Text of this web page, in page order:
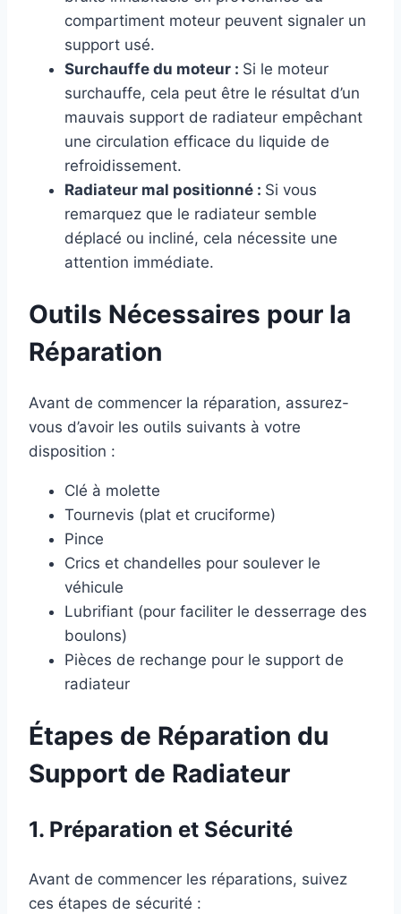
compartiment moteur peuvent signaler un
support usé.
Surchauffe du moteur : Si le moteur
surchauffe, cela peut être le résultat d’un
mauvais support de radiateur empêchant
une circulation efficace du liquide de
refroidissement.
Radiateur mal positionné : Si vous
remarquez que le radiateur semble
déplacé ou incliné, cela nécessite une
attention immédiate.
Outils Nécessaires pour la
Réparation
Avant de commencer la réparation, assurez-
vous d’avoir les outils suivants à votre
disposition :
Clé à molette
Tournevis (plat et cruciforme)
Pince
Crics et chandelles pour soulever le
véhicule
Lubrifiant (pour faciliter le desserrage des
boulons)
Pièces de rechange pour le support de
radiateur
Étapes de Réparation du
Support de Radiateur
1. Préparation et Sécurité
Avant de commencer les réparations, suivez
ces étapes de sécurité :